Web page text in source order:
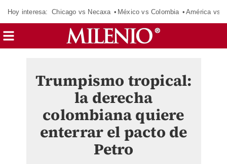
Hoy interesa: Chicago vs Necaxa México vs Colombia América vs
Trumpismo tropical:
la derecha
colombiana quiere
enterrar el pacto de
Petro